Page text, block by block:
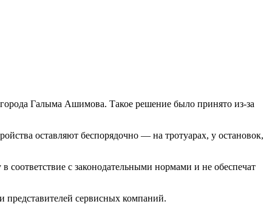
Галыма Ашимова. Такое решение было принято из-за
оставляют беспорядочно — на тротуарах, у остановок,
соответствие с законодательными нормами и не обеспечат
представителей сервисных компаний.